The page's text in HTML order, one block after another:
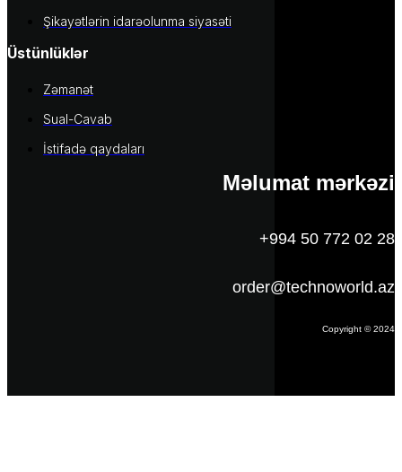
Şikayətlərin idarəolunma siyasəti
Üstünlüklər
Zəmanət
Sual-Cavab
İstifadə qaydaları
Məlumat mərkəzi
+994 50 772 02 28
order@technoworld.az
Copyright © 2024